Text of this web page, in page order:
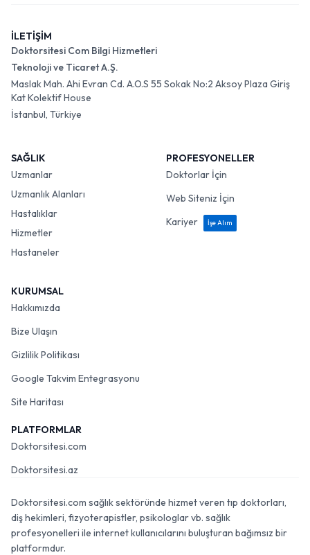
İLETİŞİM
Doktorsitesi Com Bilgi Hizmetleri
Teknoloji ve Ticaret A.Ş.
Maslak Mah. Ahi Evran Cd. A.O.S 55 Sokak No:2 Aksoy Plaza Giriş
Kat Kolektif House
İstanbul, Türkiye
SAĞLIK
Uzmanlar
Uzmanlık Alanları
Hastalıklar
Hizmetler
Hastaneler
PROFESYONELLER
Doktorlar İçin
Web Siteniz İçin
Kariyer
İşe Alım
KURUMSAL
Hakkımızda
Bize Ulaşın
Gizlilik Politikası
Google Takvim Entegrasyonu
Site Haritası
PLATFORMLAR
Doktorsitesi.com
Doktorsitesi.az
Doktorsitesi.com sağlık sektöründe hizmet veren tıp doktorları,
diş hekimleri, fizyoterapistler, psikologlar vb. sağlık
profesyonelleri ile internet kullanıcılarını buluşturan bağımsız bir
platformdur.